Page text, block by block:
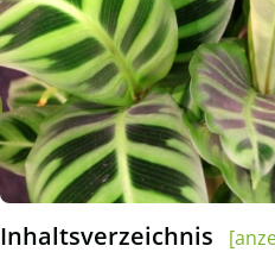
Inhaltsverzeichnis